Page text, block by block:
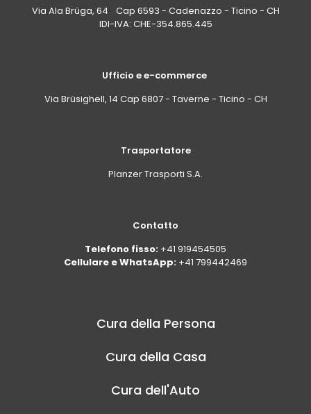
Via Ala Brüga, 64 Cap 6593 - Cadenazzo - Ticino - CH
IDI-IVA: CHE-354.865.445
Ufficio e e-commerce
Via Brüsighell, 14 Cap 6807 - Taverne - Ticino - CH
Trasportatore
Planzer Trasporti S.A.
Contatto
Telefono fisso: +41 919454505
Cellulare e WhatsApp: +41 799442469
Cura della Persona
Cura della Casa
Cura dell'Auto